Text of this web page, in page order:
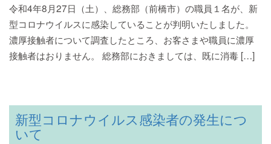
令和4年8月27日（土）、総務部（前橋市）の職員１名が、新
型コロナウイルスに感染していることが判明いたしました。
濃厚接触者について調査したところ、お客さまや職員に濃厚
接触者はおりません。 総務部におきましては、既に消毒 […]
新型コロナウイルス感染者の発生につ
いて